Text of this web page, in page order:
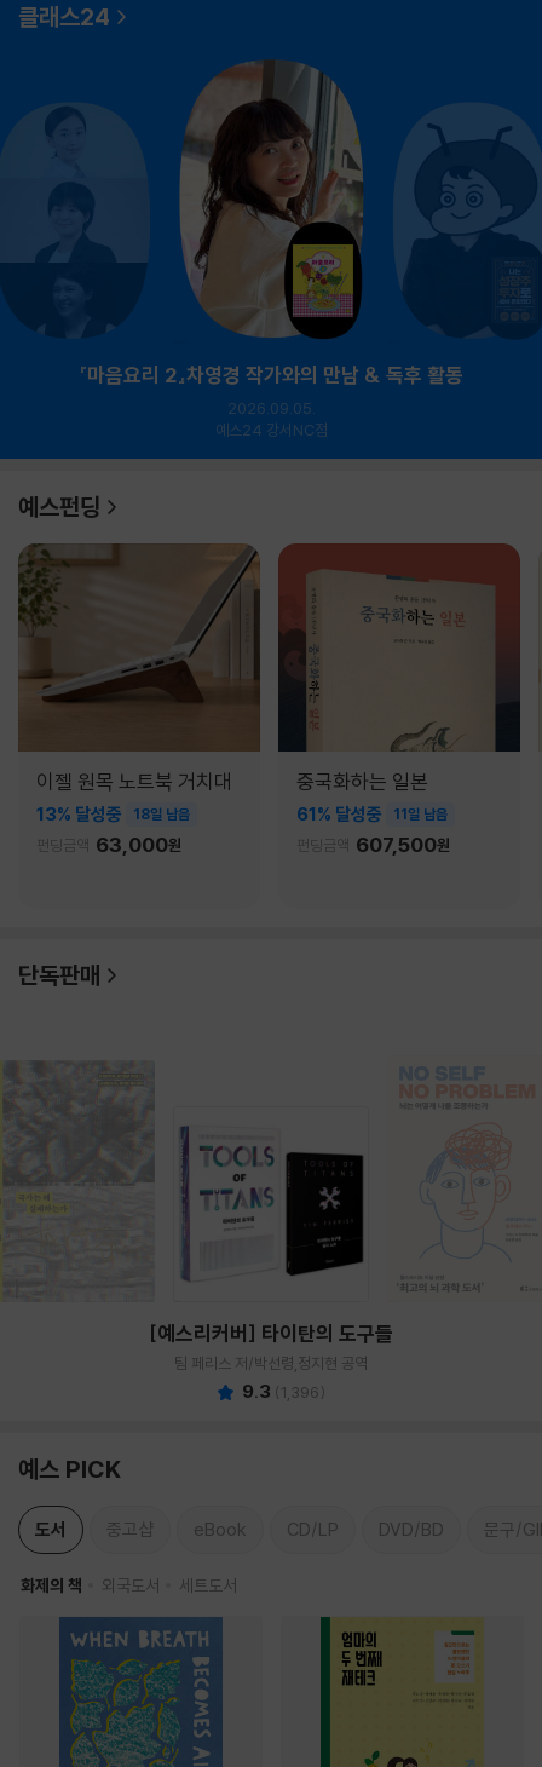
클래스24
『마음요리 2』차영경 작가와의 만남 & 독후 활동
2026.09.05.
예스24 강서NC점
예스펀딩
이젤 원목 노트북 거치대
13% 달성중 18일 남음
펀딩금액 63,000원
중국화하는 일본
61% 달성중 11일 남음
펀딩금액 607,500원
단독판매
[예스리커버] 타이탄의 도구들
팀 페리스 저/박선령,정지현 공역
9.3 (1,396)
예스 PICK
도서 중고샵 eBook CD/LP DVD/BD 문구/
화제의 책 외국도서 세트도서